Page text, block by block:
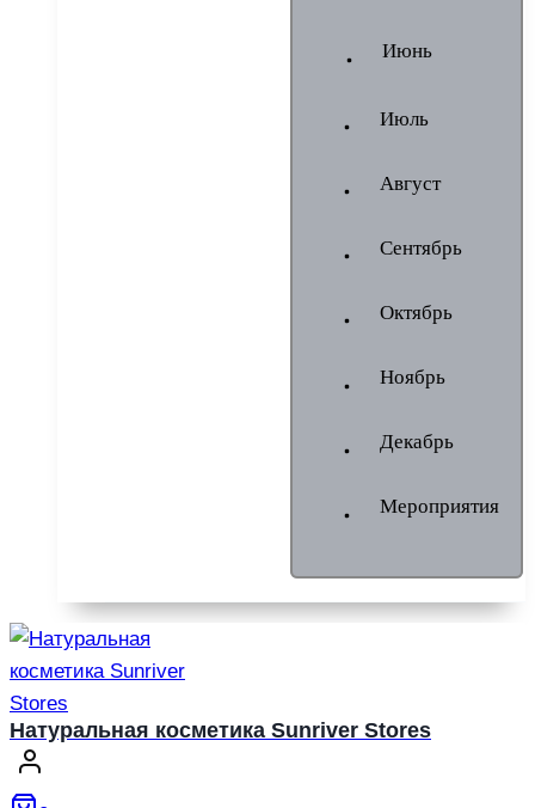
Июнь
Июль
Август
Сентябрь
Октябрь
Ноябрь
Декабрь
Мероприятия
Натуральная косметика Sunriver Stores